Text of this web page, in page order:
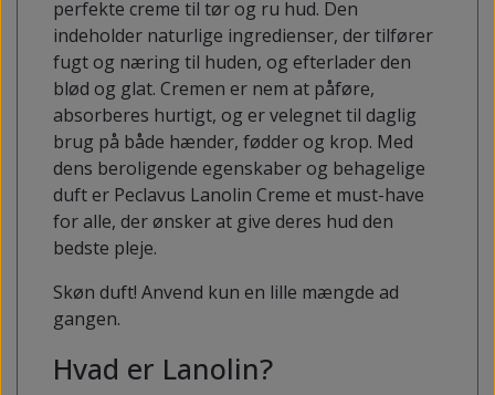
perfekte creme til tør og ru hud. Den
indeholder naturlige ingredienser, der tilfører
fugt og næring til huden, og efterlader den
blød og glat. Cremen er nem at påføre,
absorberes hurtigt, og er velegnet til daglig
brug på både hænder, fødder og krop. Med
dens beroligende egenskaber og behagelige
duft er Peclavus Lanolin Creme et must-have
for alle, der ønsker at give deres hud den
bedste pleje.
Skøn duft! Anvend kun en lille mængde ad
gangen.
Hvad er Lanolin?